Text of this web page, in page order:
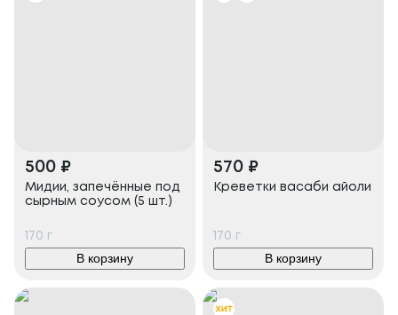
500 ₽
Мидии, запечённые под
сырным соусом (5 шт.)
170 г
В корзину
570 ₽
Креветки васаби айоли
170 г
В корзину